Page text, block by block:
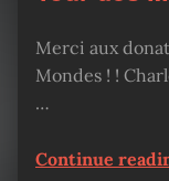
Merci aux
Mondes ! !
…
Continue